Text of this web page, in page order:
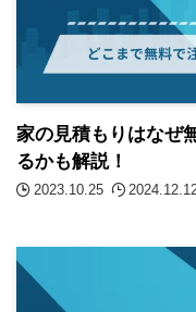
家の見積もりはなぜ
るかも解説！
2023.10.25